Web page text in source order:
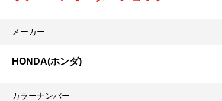
メーカー
HONDA(ホンダ)
カラーナンバー